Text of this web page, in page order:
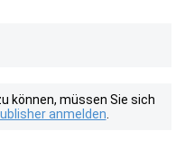
können, müssen Sie sich
anmelden